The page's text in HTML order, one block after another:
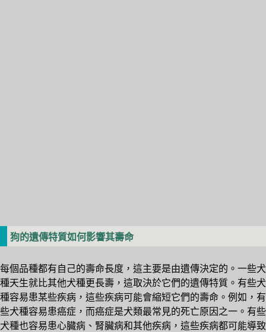
狗的遺傳特質如何影響其壽命
每個品種都有自己的壽命長度，這主要是由遺傳決定的。一些犬
種天生就比其他犬種更長壽，這取決於它們的遺傳特質。有些犬
種容易患某些疾病，這些疾病可能會縮短它們的壽命。例如，有
些犬種容易患癌症，而癌症是犬類最常見的死亡原因之一。有些
犬種也容易患心臓病、腎臟病和其他疾病，這些疾病都可能導致